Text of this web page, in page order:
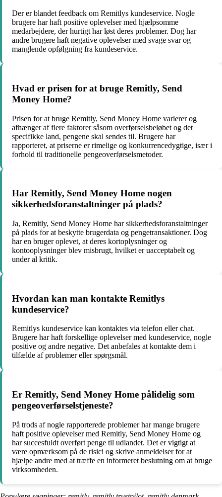
Der er blandet feedback om Remitlys kundeservice. Nogle
brugere har haft positive oplevelser med hjælpsomme
medarbejdere, der hurtigt har løst deres problemer. Dog har
andre brugere haft negative oplevelser med svage svar og
manglende opfølgning fra kundeservice.
Hvad er prisen for at bruge Remitly, Send
Money Home?
Prisen for at bruge Remitly, Send Money Home varierer og
afhænger af flere faktorer såsom overførselsbeløbet og det
specifikke land, pengene skal sendes til. Brugere har
rapporteret, at priserne er rimelige og konkurrencedygtige, især i
forhold til traditionelle pengeoverførselsmetoder.
Har Remitly, Send Money Home nogen
sikkerhedsforanstaltninger på plads?
Ja, Remitly, Send Money Home har sikkerhedsforanstaltninger
på plads for at beskytte brugerdata og pengetransaktioner. Dog
har en bruger oplevet, at deres kortoplysninger og
kontooplysninger blev misbrugt, hvilket er uacceptabelt og
under al kritik.
Hvordan kan man kontakte Remitlys
kundeservice?
Remitlys kundeservice kan kontaktes via telefon eller chat.
Brugere har haft forskellige oplevelser med kundeservice, nogle
positive og andre negative. Det anbefales at kontakte dem i
tilfælde af problemer eller spørgsmål.
Er Remitly, Send Money Home pålidelig som
pengeoverførselstjeneste?
På trods af nogle rapporterede problemer har mange brugere
haft positive oplevelser med Remitly, Send Money Home og
har succesfuldt overført penge til udlandet. Det er vigtigt at
være opmærksom på de risici og skrive anmeldelser for at
hjælpe andre med at træffe en informeret beslutning om at bruge
virksomheden.